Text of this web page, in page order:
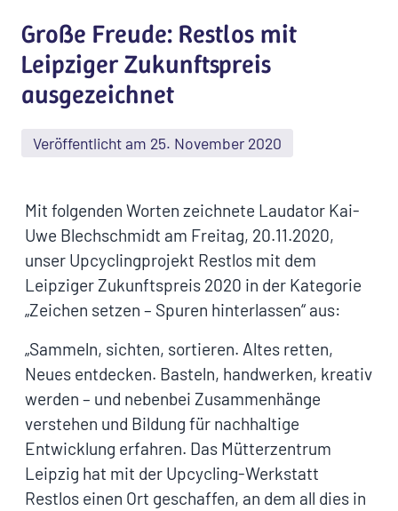
Große Freude: Restlos mit
Leipziger Zukunftspreis
ausgezeichnet
Veröffentlicht am 25. November 2020
Mit folgenden Worten zeichnete Laudator Kai-
Uwe Blechschmidt am Freitag, 20.11.2020,
unser Upcyclingprojekt Restlos mit dem
Leipziger Zukunftspreis 2020 in der Kategorie
„Zeichen setzen – Spuren hinterlassen“ aus:
„Sammeln, sichten, sortieren. Altes retten,
Neues entdecken. Basteln, handwerken, kreativ
werden – und nebenbei Zusammenhänge
verstehen und Bildung für nachhaltige
Entwicklung erfahren. Das Mütterzentrum
Leipzig hat mit der Upcycling-Werkstatt
Restlos einen Ort geschaffen, an dem all dies in